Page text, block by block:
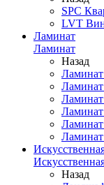
SPC
LVT
Ламинат
Ламинат
Назад
Ламинат
Ламинат
Ламинат
Ламинат
Ламинат
Назад